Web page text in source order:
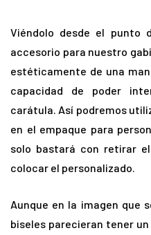
Viéndolo desde el punto
accesorio para nuestro
estéticamente de una
capacidad de poder
carátula. Así podremos
en el empaque para
solo bastará con retirar
colocar el personalizado.
Aunque en la imagen que
biseles parecieran tener